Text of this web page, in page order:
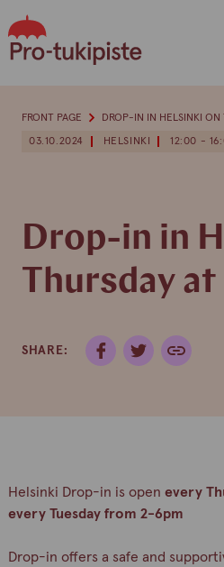
to
content
03.10.2024 HELSINKI 12:00 -
Drop-in in
Thursday at
SHARE:
FRONT PAGE DROP-IN IN HELSINKI ON
Helsinki Drop-in is open every
every Tuesday from 2-6pm
Drop-in offers a safe and